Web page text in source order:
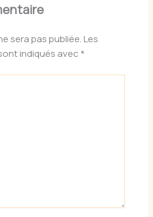
sera pas publiée. Les
indiqués avec *